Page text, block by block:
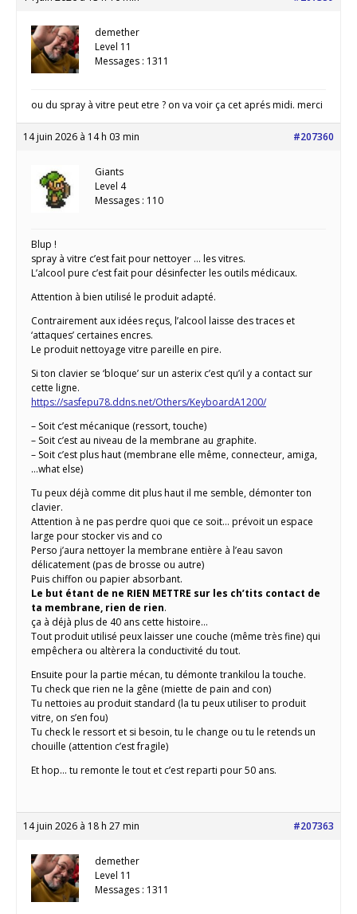
demether
Level 11
Messages : 1311
ou du spray à vitre peut etre ? on va voir ça cet aprés midi. merci
14 juin 2026 à 14 h 03 min #207360
Giants
Level 4
Messages : 110
Blup !
spray à vitre c’est fait pour nettoyer … les vitres.
L’alcool pure c’est fait pour désinfecter les outils médicaux.
Attention à bien utilisé le produit adapté.
Contrairement aux idées reçus, l’alcool laisse des traces et
‘attaques’ certaines encres.
Le produit nettoyage vitre pareille en pire.
Si ton clavier se ‘bloque’ sur un asterix c’est qu’il y a contact sur
cette ligne.
https://sasfepu78.ddns.net/Others/KeyboardA1200/
– Soit c’est mécanique (ressort, touche)
– Soit c’est au niveau de la membrane au graphite.
– Soit c’est plus haut (membrane elle même, connecteur, amiga,
…what else)
Tu peux déjà comme dit plus haut il me semble, démonter ton
clavier.
Attention à ne pas perdre quoi que ce soit… prévoit un espace
large pour stocker vis and co
Perso j’aura nettoyer la membrane entière à l’eau savon
délicatement (pas de brosse ou autre)
Puis chiffon ou papier absorbant.
Le but étant de ne RIEN METTRE sur les ch’tits contact de
ta membrane, rien de rien.
ça à déjà plus de 40 ans cette histoire…
Tout produit utilisé peux laisser une couche (même très fine) qui
empêchera ou altèrera la conductivité du tout.
Ensuite pour la partie mécan, tu démonte trankilou la touche.
Tu check que rien ne la gêne (miette de pain and con)
Tu nettoies au produit standard (la tu peux utiliser to produit
vitre, on s’en fou)
Tu check le ressort et si besoin, tu le change ou tu le retends un
chouille (attention c’est fragile)
Et hop… tu remonte le tout et c’est reparti pour 50 ans.
14 juin 2026 à 18 h 27 min #207363
demether
Level 11
Messages : 1311